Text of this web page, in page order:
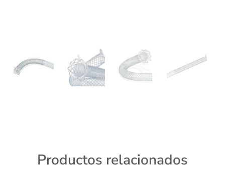
Productos relacionados